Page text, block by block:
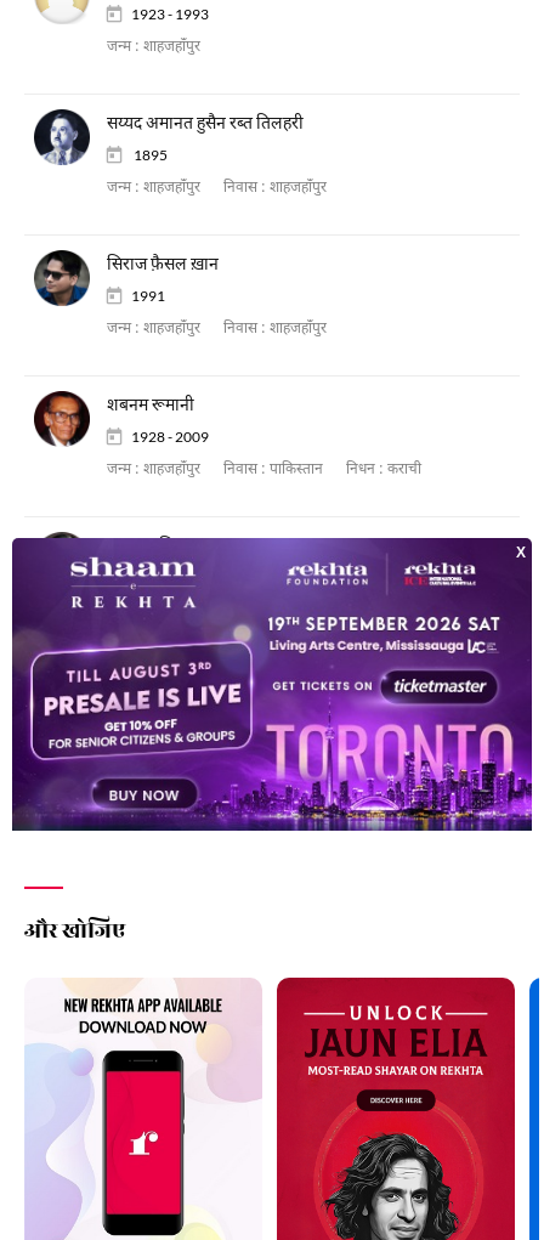
1923 - 1993
जन्म : शाहजहाँपुर
सय्यद अमानत हुसैन रब्त तिलहरी
1895
जन्म : शाहजहाँपुर निवास : शाहजहाँपुर
सिराज फ़ैसल ख़ान
1991
जन्म : शाहजहाँपुर निवास : शाहजहाँपुर
शबनम रूमानी
1928 - 2009
जन्म : शाहजहाँपुर निवास : पाकिस्तान निधन : कराची
सदार आसिफ़
1954 - 2021
जन्म :शाहजहाँपुर
साजिद सफ़दर
1990
जन्म :शाहजहाँपुर निवास : शाहजहाँपुर
और खोजिए